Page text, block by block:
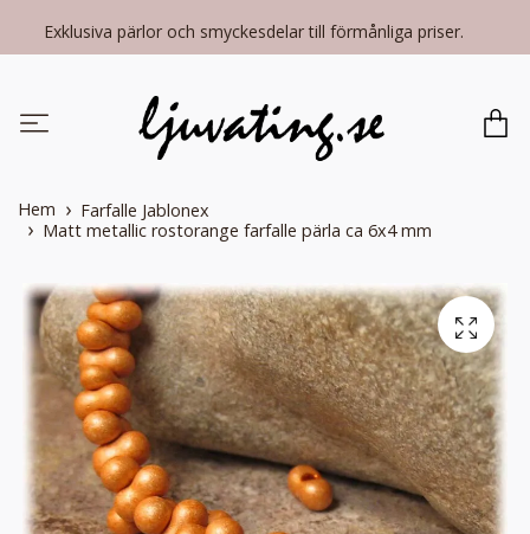
Exklusiva pärlor och smyckesdelar till förmånliga priser.
Hem
Farfalle Jablonex
Matt metallic rostorange farfalle pärla ca 6x4 mm